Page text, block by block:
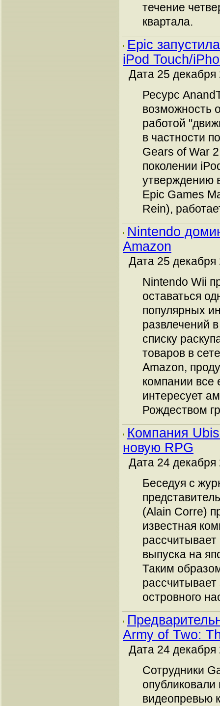
течение
квартала.
Epic
iPod Touch/
Дата 25 декабря
Ресурс
возможность
работой
в частности
Gears of War
поколении
утверждению
Epic Games
Rein),
Nintendo
Amazon
Дата 25 декабря
Nintendo Wii
оставаться
популярных
развлечений
списку
товаров в
Amazon,
компании все
интересует
Рождеством
Компания
новую RPG
Дата 24 декабря
Беседуя с
(Alain Corre)
известная
рассчитывает
выпуска на
Таким
рассчитывает
островного
Army of Two:
Дата 24 декабря
Сотрудники
видеопревью